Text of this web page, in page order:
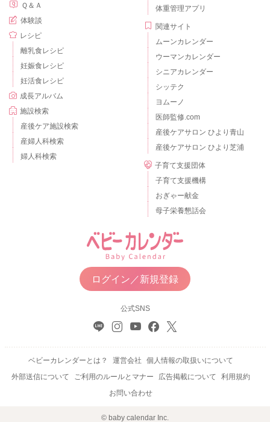
Ｑ＆Ａ
体験談
レシピ
離乳食レシピ
妊娠食レシピ
妊活食レシピ
成長アルバム
施設検索
産後ケア施設検索
産婦人科検索
婦人科検索
体重管理アプリ
関連サイト
ムーンカレンダー
ウーマンカレンダー
シニアカレンダー
シッテク
ヨムーノ
医師監修.com
産後ケアサロン ひより青山
産後ケアサロン ひより芝浦
子育て支援団体
子育て支援機構
おぎゃー献金
母子栄養懇話会
ログイン／新規登録
公式SNS
ベビーカレンダーとは？ 運営会社
個人情報の取扱いについて
外部送信について
ご利用のルールとマナー 広告掲載について
利用規約
お問い合わせ
© baby calendar Inc.